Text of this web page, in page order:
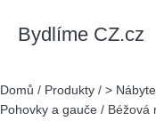
Bydlíme CZ.cz
Domů / Produkty / >
Pohovky a gauče / Béžová